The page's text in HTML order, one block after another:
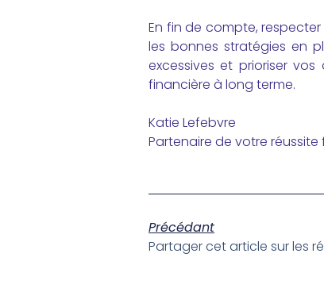
En fin de compte,
les bonnes stratégies en
excessives et prioriser
financière à long terme.
Katie Lefebvre
Partenaire de votre réussite
Précédant
Partager cet article sur les